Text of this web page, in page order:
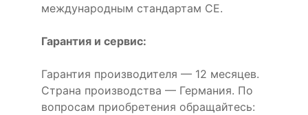
международным стандартам CE.
Гарантия и сервис:
Гарантия производителя — 12 месяцев.
Страна производства — Германия. По
вопросам приобретения обращайтесь: